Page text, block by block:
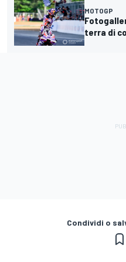
MOTOGP
terra di
Condividi o